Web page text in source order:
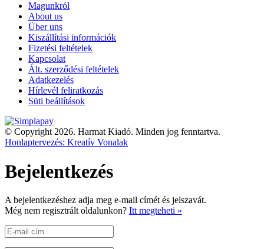
Magunkról
About us
Über uns
Kiszállítási információk
Fizetési feltételek
Kapcsolat
Ált. szerződési feltételek
Adatkezelés
Hírlevél feliratkozás
Süti beállítások
© Copyright 2026. Harmat Kiadó. Minden jog fenntartva.
Honlaptervezés: Kreatív Vonalak
Bejelentkezés
A bejelentkezéshez adja meg e-mail címét és jelszavát.
Még nem regisztrált oldalunkon? Itt megteheti »